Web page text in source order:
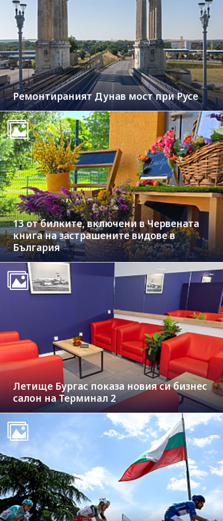
Ремонтираният Дунав мост при Русе
13 от билките, включени в Червената
книга на застрашените видове в
България
Летище Бургас показа новия си бизнес
салон на Терминал 2